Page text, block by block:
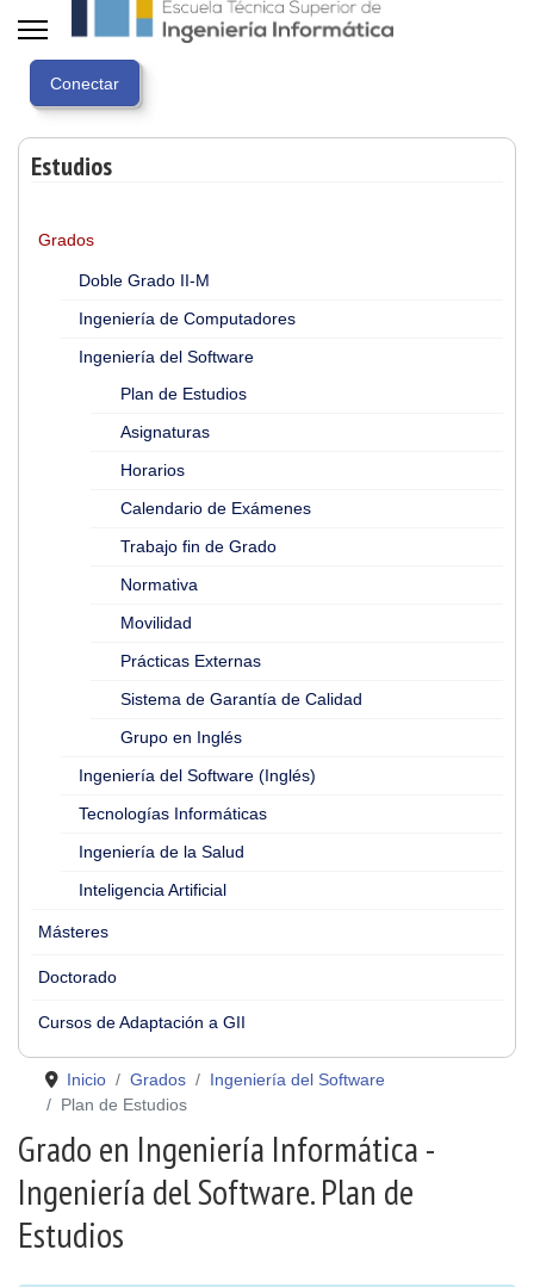
Estudios
Grados
Doble Grado II-M
Ingeniería de Computadores
Ingeniería del Software
Plan de Estudios
Asignaturas
Horarios
Calendario de Exámenes
Trabajo fin de Grado
Normativa
Movilidad
Prácticas Externas
Sistema de Garantía de Calidad
Grupo en Inglés
Ingeniería del Software (Inglés)
Tecnologías Informáticas
Ingeniería de la Salud
Inteligencia Artificial
Másteres
Doctorado
Cursos de Adaptación a GII
Inicio Grados
Ingeniería del Software
Plan de Estudios
Grado en Ingeniería Informática -
Ingeniería del Software. Plan de
Estudios